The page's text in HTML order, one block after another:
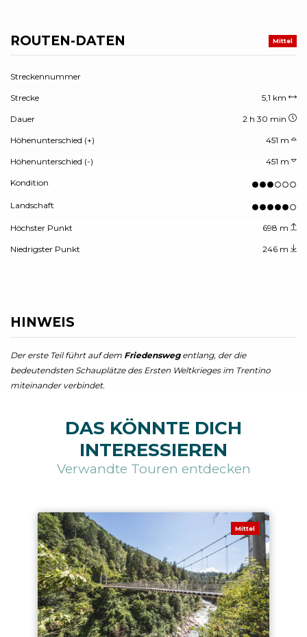
ROUTEN-DATEN Mittel
Streckennummer
Strecke 5,1 km
Dauer 2 h 30 min
Höhenunterschied (+) 451 m
Höhenunterschied (-) 451 m
Kondition
Landschaft
Höchster Punkt 698 m
Niedrigster Punkt 246 m
HINWEIS
Der erste Teil führt auf dem Friedensweg entlang, der die
bedeutendsten Schauplätze des Ersten Weltkrieges im Trentino
miteinander verbindet.
DAS KÖNNTE DICH
INTERESSIEREN
Verwandte Touren entdecken
Mittel